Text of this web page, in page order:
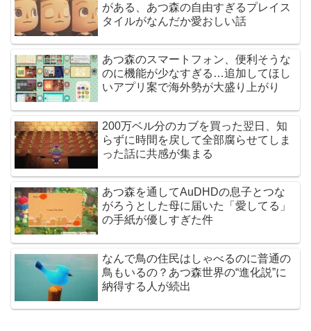
がある、あつ森の自由すぎるプレイス
タイルがなんだか愛おしい話
あつ森のスマートフォン、便利そうな
のに機能が少なすぎる…追加してほし
いアプリ案で海外勢が大盛り上がり
200万ベル分のカブを買った翌日、知
らずに時間を戻して全部腐らせてしま
った話に共感が集まる
あつ森を通してAuDHDの息子とつな
がろうとした母に届いた「愛してる」
の手紙が優しすぎた件
なんで鳥の住民はしゃべるのに普通の
鳥もいるの？あつ森世界の“進化説”に
納得する人が続出